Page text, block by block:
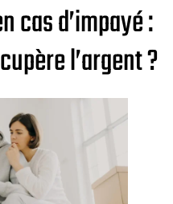
cas d’impayé :
l’argent ?